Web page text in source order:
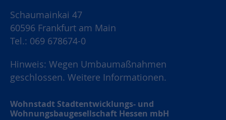
Schaumainkai 47
60596 Frankfurt am Main
Tel.: 069 678674-0
Hinweis: Wegen Umbaumaßnahmen
geschlossen. Weitere Informationen.
Wohnstadt Stadtentwicklungs- und
Wohnungsbaugesellschaft Hessen mbH